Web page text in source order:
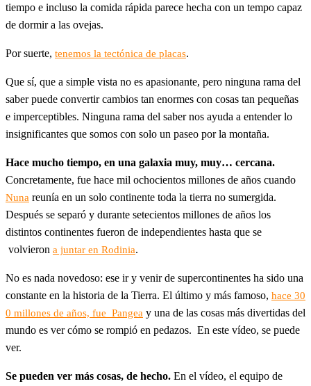
tiempo e incluso la comida rápida parece hecha con un tempo capaz
de dormir a las ovejas.
Por suerte, tenemos la tectónica de placas.
Que sí, que a simple vista no es apasionante, pero ninguna rama del
saber puede convertir cambios tan enormes con cosas tan pequeñas
e imperceptibles. Ninguna rama del saber nos ayuda a entender lo
insignificantes que somos con solo un paseo por la montaña.
Hace mucho tiempo, en una galaxia muy, muy… cercana.
Concretamente, fue hace mil ochocientos millones de años cuando
Nuna reunía en un solo continente toda la tierra no sumergida.
Después se separó y durante setecientos millones de años los
distintos continentes fueron de independientes hasta que se
volvieron a juntar en Rodinia.
No es nada novedoso: ese ir y venir de supercontinentes ha sido una
constante en la historia de la Tierra. El último y más famoso, hace 30
0 millones de años, fue Pangea y una de las cosas más divertidas del
mundo es ver cómo se rompió en pedazos. En este vídeo, se puede
ver.
Se pueden ver más cosas, de hecho. En el vídeo, el equipo de